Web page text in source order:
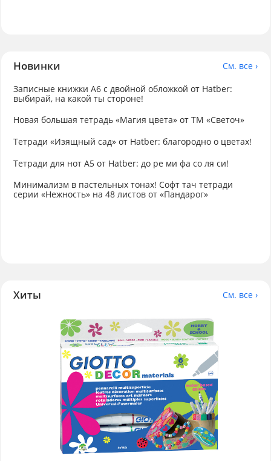
Новинки
См. все ›
Записные книжки А6 с двойной обложкой от Hatber:
выбирай, на какой ты стороне!
Новая большая тетрадь «Магия цвета» от ТМ «Светоч»
Тетради «Изящный сад» от Hatber: благородно о цветах!
Тетради для нот А5 от Hatber: до ре ми фа со ля си!
Минимализм в пастельных тонах! Софт тач тетради
серии «Нежность» на 48 листов от «Пандарог»
Хиты См. все ›